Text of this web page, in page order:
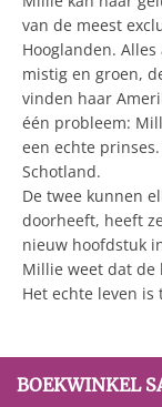
van de meest
Hooglanden.
mistig en groen,
vinden haar
één probleem:
een echte
Schotland.
De twee kunnen
doorheeft, heeft
nieuw hoofdstuk
Millie weet dat de
Het echte leven
BOEKWINKEL